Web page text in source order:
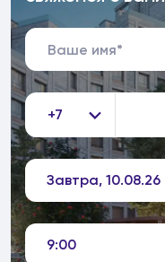
+7
Завтра, 10.08.26
9:00